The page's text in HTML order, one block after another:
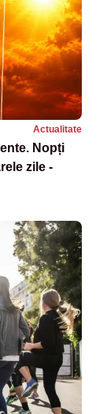
Actualitate
Nopți
zile -